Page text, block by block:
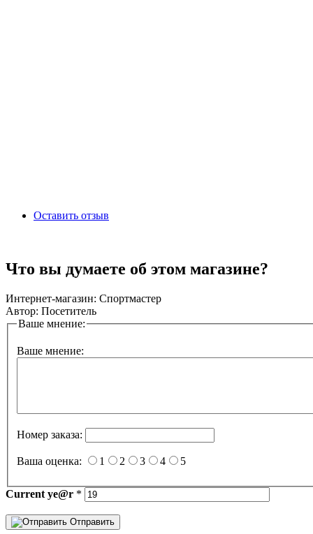
Оставить отзыв
Что вы думаете об этом магазине?
Интернет-магазин: Спортмастер
Автор: Посетитель
Ваше мнение:
Ваше мнение:
Номер заказа:
Ваша оценка: 1 2 3 4 5
Current ye@r *
Отправить